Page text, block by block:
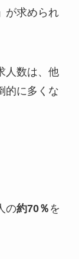
が求められ
人数は、他
的に多くな
の約70％ を